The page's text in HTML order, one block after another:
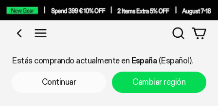
Comprar por categoría
Estás comprando actualmente en España(Español).
Continuar Cambiar región